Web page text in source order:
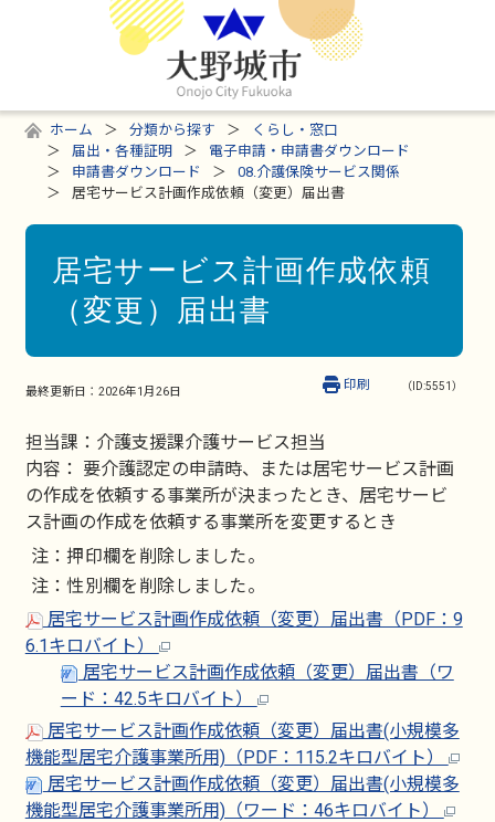
ホーム 分類から探す
くらし・窓口
届出・各種証明
電子申請・申請書ダウンロード
申請書ダウンロード
08.介護保険サービス関係
居宅サービス計画作成依頼（変更）届出書
居宅サービス計画作成依頼
（変更）届出書
最終更新日： 2026年1月26日 （ID:5551）
印刷
担当課：介護支援課介護サービス担当
内容： 要介護認定の申請時、または居宅サービス計画
の作成を依頼する事業所が決まったとき、居宅サービ
ス計画の作成を依頼する事業所を変更するとき
注：押印欄を削除しました。
注：性別欄を削除しました。
居宅サービス計画作成依頼（変更）届出書（PDF：9
6.1キロバイト）
居宅サービス計画作成依頼（変更）届出書（ワ
ード：42.5キロバイト）
居宅サービス計画作成依頼（変更）届出書(小規模多
機能型居宅介護事業所用)（PDF：115.2キロバイト）
居宅サービス計画作成依頼（変更）届出書(小規模多
機能型居宅介護事業所用)（ワード：46キロバイト）